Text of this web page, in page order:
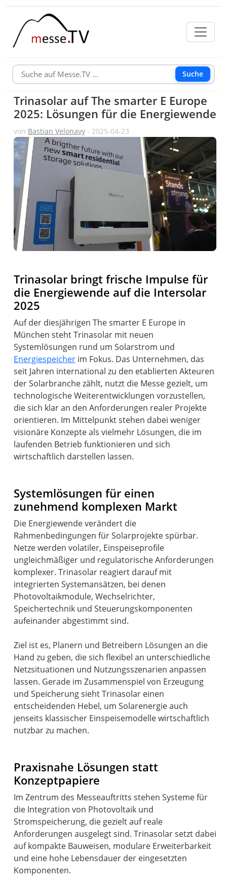
Suche
Trinasolar auf The smarter E Europe
2025: Lösungen für die Energiewende
von Bastian Velonavy - 2025-04-23
Trinasolar bringt frische Impulse für
die Energiewende auf die Intersolar
2025
Auf der diesjährigen The smarter E Europe in
München steht Trinasolar mit neuen
Systemlösungen rund um Solarstrom und
Energiespeicher im Fokus. Das Unternehmen, das
seit Jahren international zu den etablierten Akteuren
der Solarbranche zählt, nutzt die Messe gezielt, um
technologische Weiterentwicklungen vorzustellen,
die sich klar an den Anforderungen realer Projekte
orientieren. Im Mittelpunkt stehen dabei weniger
visionäre Konzepte als vielmehr Lösungen, die im
laufenden Betrieb funktionieren und sich
wirtschaftlich darstellen lassen.
Systemlösungen für einen
zunehmend komplexen Markt
Die Energiewende verändert die
Rahmenbedingungen für Solarprojekte spürbar.
Netze werden volatiler, Einspeiseprofile
ungleichmäßiger und regulatorische Anforderungen
komplexer. Trinasolar reagiert darauf mit
integrierten Systemansätzen, bei denen
Photovoltaikmodule, Wechselrichter,
Speichertechnik und Steuerungskomponenten
aufeinander abgestimmt sind.
Ziel ist es, Planern und Betreibern Lösungen an die
Hand zu geben, die sich flexibel an unterschiedliche
Netzsituationen und Nutzungsszenarien anpassen
lassen. Gerade im Zusammenspiel von Erzeugung
und Speicherung sieht Trinasolar einen
entscheidenden Hebel, um Solarenergie auch
jenseits klassischer Einspeisemodelle wirtschaftlich
nutzbar zu machen.
Praxisnahe Lösungen statt
Konzeptpapiere
Im Zentrum des Messeauftritts stehen Systeme für
die Integration von Photovoltaik und
Stromspeicherung, die gezielt auf reale
Anforderungen ausgelegt sind. Trinasolar setzt dabei
auf kompakte Bauweisen, modulare Erweiterbarkeit
und eine hohe Lebensdauer der eingesetzten
Komponenten.